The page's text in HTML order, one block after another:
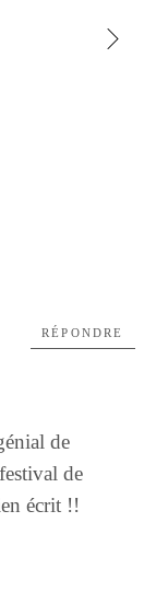
de
de
écrit !!
RÉPONDRE